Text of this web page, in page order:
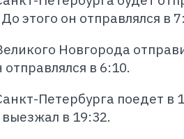
этого он отправлялся в
Новгорода
в 6:10.
Петербурга поедет в
в 19:32.